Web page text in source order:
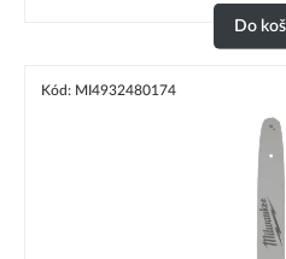
Do
Kód: MI4932480174